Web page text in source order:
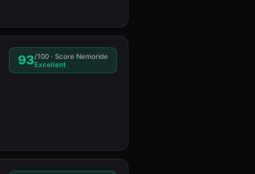
93/100 · Score Nemoride
Excellent